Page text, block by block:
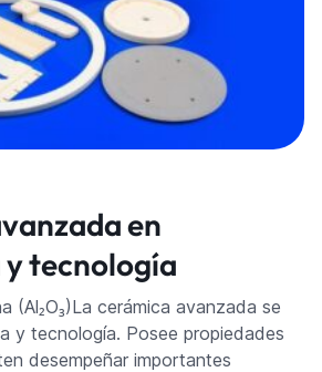
en
tecnología
(Al₂O₃)La cerámica avanzada se
y tecnología. Posee propiedades
desempeñar importantes